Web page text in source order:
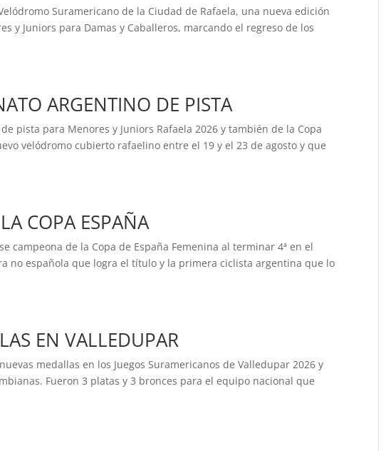
Suramericano de la Ciudad de Rafaela, una nueva edición
y Juniors para Damas y Caballeros, marcando el regreso de los
ARGENTINO DE PISTA
pista para Menores y Juniors Rafaela 2026 y también de la Copa
velódromo cubierto rafaelino entre el 19 y el 23 de agosto y que
COPA ESPAÑA
campeona de la Copa de España Femenina al terminar 4ª en el
no española que logra el título y la primera ciclista argentina que lo
EN VALLEDUPAR
medallas en los Juegos Suramericanos de Valledupar 2026 y
Fueron 3 platas y 3 bronces para el equipo nacional que